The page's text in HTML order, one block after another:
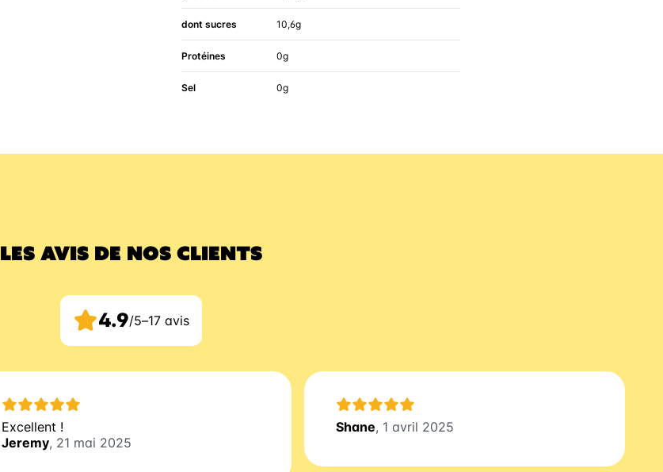
dont sucres 10,6g
Protéines 0g
Sel 0g
LES AVIS DE NOS CLIENTS
4.9/5–17 avis
Excellent !
Jeremy, 21 mai 2025
Shane, 1 avril 2025